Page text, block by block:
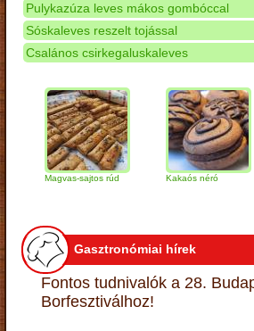
Pulykazúza leves mákos gombóccal
Sóskaleves reszelt tojással
Csalános csirkegaluskaleves
Magvas-sajtos rúd Kakaós néró
Gasztronómiai hírek
Fontos tudnivalók a 28.
Borfesztiválhoz!